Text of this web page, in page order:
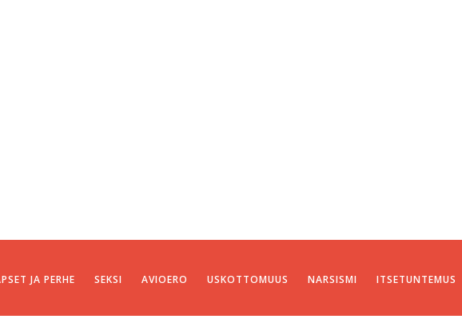
JA PERHE SEKSI AVIOERO USKOTTOMUUS NARSISMI ITSETUNTEMUS